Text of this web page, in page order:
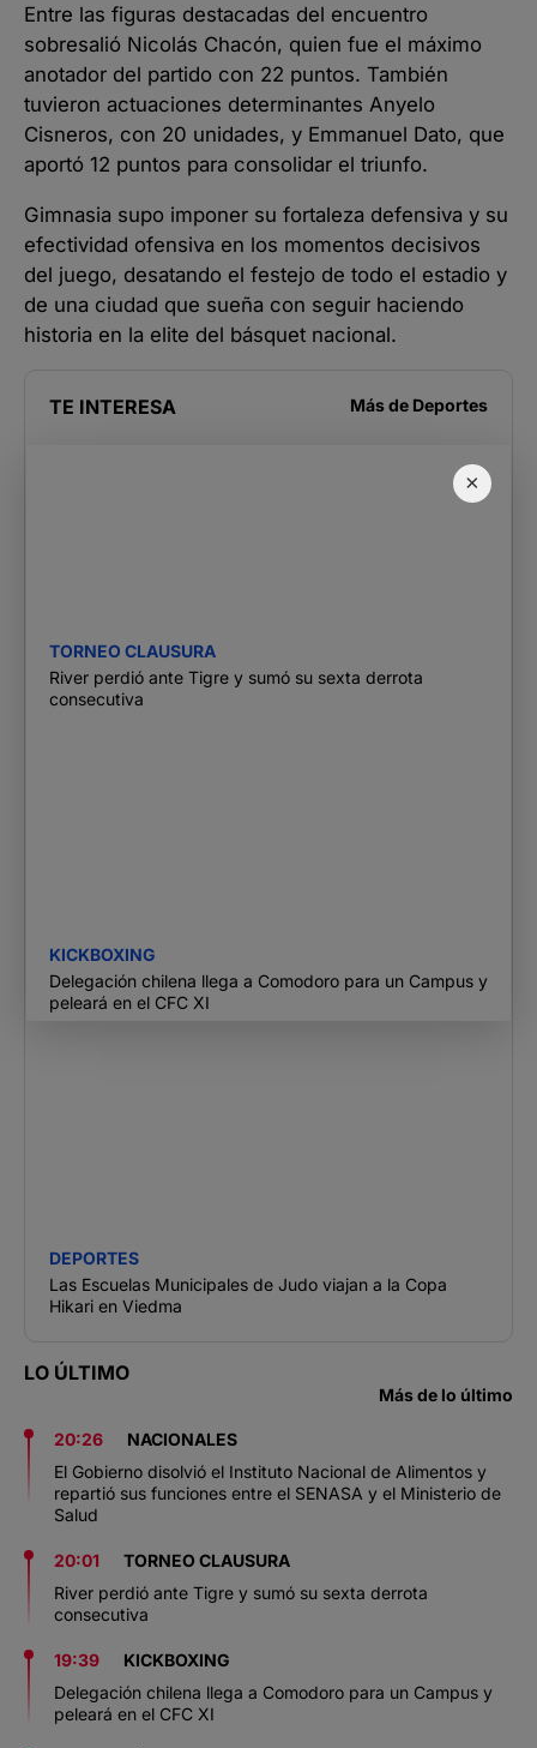
×
Entre las figuras destacadas del encuentro
sobresalió Nicolás Chacón, quien fue el máximo
anotador del partido con 22 puntos. También
tuvieron actuaciones determinantes Anyelo
Cisneros, con 20 unidades, y Emmanuel Dato, que
aportó 12 puntos para consolidar el triunfo.
Gimnasia supo imponer su fortaleza defensiva y su
efectividad ofensiva en los momentos decisivos
del juego, desatando el festejo de todo el estadio y
de una ciudad que sueña con seguir haciendo
historia en la elite del básquet nacional.
TE INTERESA Más de Deportes
TORNEO CLAUSURA
River perdió ante Tigre y sumó su sexta derrota
consecutiva
KICKBOXING
Delegación chilena llega a Comodoro para un Campus y
peleará en el CFC XI
DEPORTES
Las Escuelas Municipales de Judo viajan a la Copa
Hikari en Viedma
LO ÚLTIMO
Más de lo último
20:26
NACIONALES
El Gobierno disolvió el Instituto Nacional de Alimentos y
repartió sus funciones entre el SENASA y el Ministerio de
Salud
20:01
TORNEO CLAUSURA
River perdió ante Tigre y sumó su sexta derrota
consecutiva
19:39
KICKBOXING
Delegación chilena llega a Comodoro para un Campus y
peleará en el CFC XI